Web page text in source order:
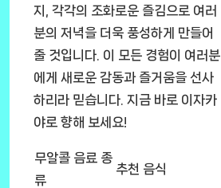
지, 각각의 조화로운 즐김으로 여러
분의 저녁을 더욱 풍성하게 만들어
줄 것입니다. 이 모든 경험이 여러분
에게 새로운 감동과 즐거움을 선사
하리라 믿습니다. 지금 바로 이자카
야로 향해 보세요!
무알콜 음료 종
류
추천 음식